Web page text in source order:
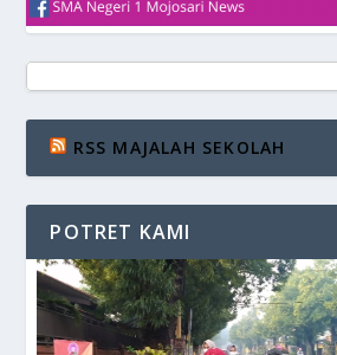
RSS MAJALAH SEKOLAH
POTRET KAMI